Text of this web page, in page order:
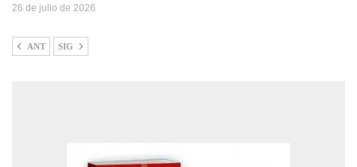
26 de julio de 2026
ANT SIG